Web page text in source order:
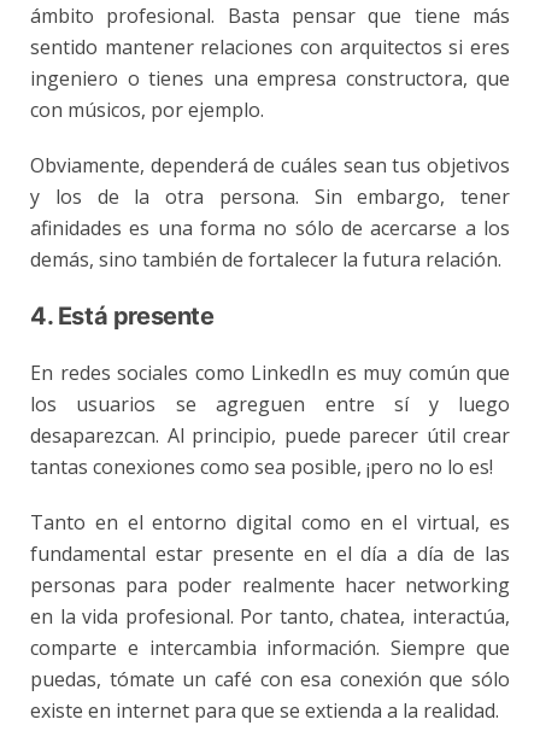
ámbito profesional. Basta pensar que tiene más
sentido mantener relaciones con arquitectos si eres
ingeniero o tienes una empresa constructora, que
con músicos, por ejemplo.
Obviamente, dependerá de cuáles sean tus objetivos
y los de la otra persona. Sin embargo, tener
afinidades es una forma no sólo de acercarse a los
demás, sino también de fortalecer la futura relación.
4. Está presente
En redes sociales como LinkedIn es muy común que
los usuarios se agreguen entre sí y luego
desaparezcan. Al principio, puede parecer útil crear
tantas conexiones como sea posible, ¡pero no lo es!
Tanto en el entorno digital como en el virtual, es
fundamental estar presente en el día a día de las
personas para poder realmente hacer networking
en la vida profesional. Por tanto, chatea, interactúa,
comparte e intercambia información. Siempre que
puedas, tómate un café con esa conexión que sólo
existe en internet para que se extienda a la realidad.